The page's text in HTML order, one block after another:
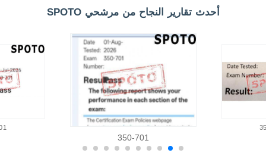
أحدث تقارير النجاح من مرشحي SPOTO
350-701